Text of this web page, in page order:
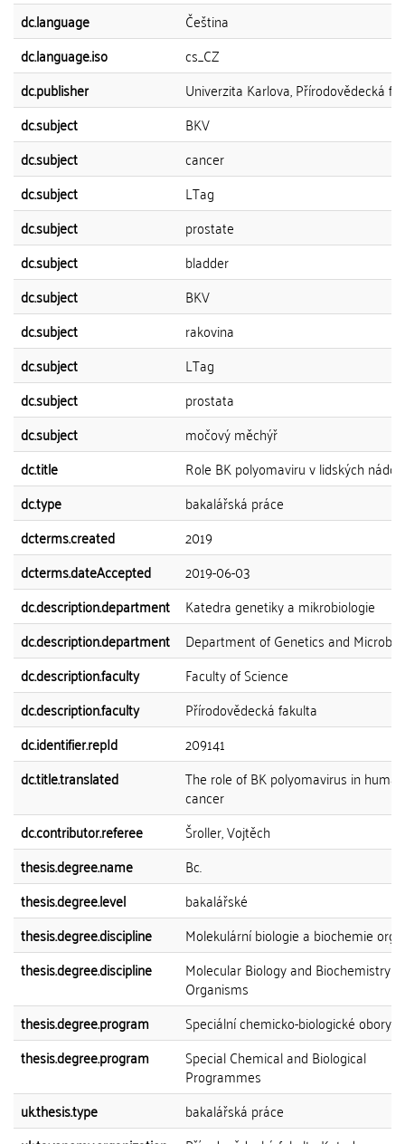
dc.language
Čeština
dc.language.iso
cs_CZ
dc.publisher
Univerzita Karlova, Přírodovědecká
dc.subject
BKV
dc.subject
cancer
dc.subject
LTag
dc.subject
prostate
dc.subject
bladder
dc.subject
BKV
dc.subject
rakovina
dc.subject
LTag
dc.subject
prostata
dc.subject
močový měchýř
dc.title
Role BK polyomaviru v lidských
dc.type
bakalářská práce
dcterms.created
2019
dcterms.dateAccepted
2019-06-03
dc.description.department
Katedra genetiky a mikrobiologie
dc.description.department
Department of Genetics and
dc.description.faculty
Faculty of Science
dc.description.faculty
Přírodovědecká fakulta
dc.identifier.repId
209141
dc.title.translated
The role of BK polyomavirus in human
cancer
dc.contributor.referee
Šroller, Vojtěch
thesis.degree.name
Bc.
thesis.degree.level
bakalářské
thesis.degree.discipline
Molekulární biologie a biochemie
thesis.degree.discipline
Molecular Biology and Biochemistry of
Organisms
thesis.degree.program
Speciální chemicko-biologické obory
thesis.degree.program
Special Chemical and Biological
Programmes
uk.thesis.type
bakalářská práce